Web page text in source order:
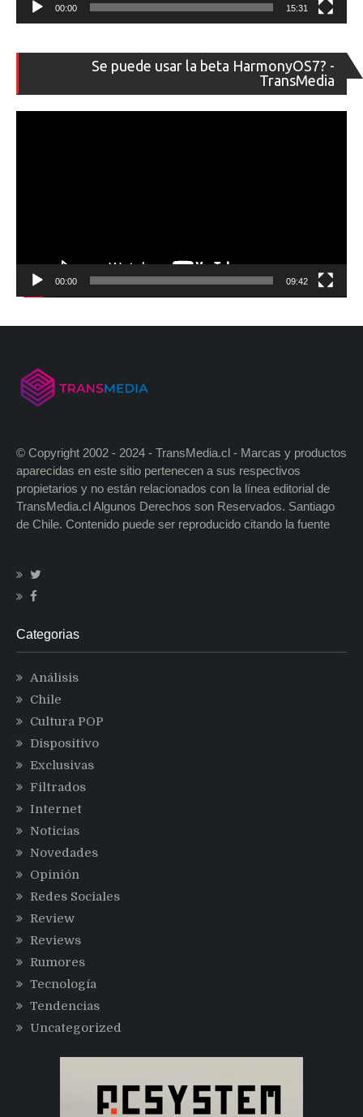
00:00 15:31
Se puede usar la beta HarmonyOS7? -
TransMedia
de
00:00 09:42
© Copyright 2002 - 2024 - TransMedia.cl - Marcas y productos
aparecidas en este sitio pertenecen a sus respectivos
propietarios y no están relacionados con la línea editorial de
TransMedia.cl Algunos Derechos son Reservados. Santiago
de Chile. Contenido puede ser reproducido citando la fuente
Categorias
Análisis
Chile
Cultura POP
Dispositivo
Exclusivas
Filtrados
Internet
Noticias
Novedades
Opinión
Redes Sociales
Review
Reviews
Rumores
Tecnología
Tendencias
Uncategorized